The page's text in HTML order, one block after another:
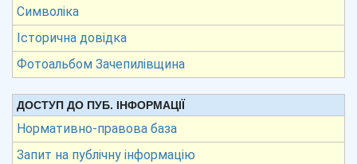
Символіка
Історична довідка
Фотоальбом Зачепилівщина
ДОСТУП ДО ПУБ. ІНФОРМАЦІЇ
Нормативно-правова база
Запит на публічну інформацію